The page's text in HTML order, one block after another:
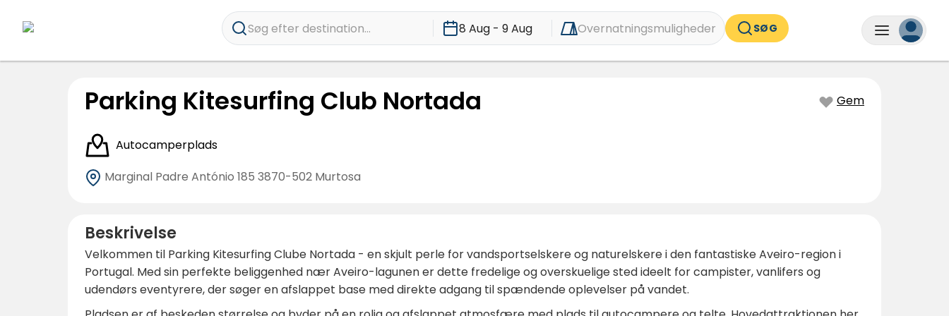
Søg efter destination... 8 Aug - 9 Aug Overnatningsmuligheder SØG
Parking Kitesurfing Club Nortada Gem
Autocamperplads
Marginal Padre António 185 3870-502 Murtosa
Beskrivelse
Velkommen til Parking Kitesurfing Clube Nortada - en skjult perle for vandsportselskere og naturelskere i den fantastiske Aveiro-region i
Portugal. Med sin perfekte beliggenhed nær Aveiro-lagunen er dette fredelige og overskuelige sted ideelt for campister, vanlifers og
udendørs eventyrere, der søger en afslappet base med direkte adgang til spændende oplevelser på vandet.